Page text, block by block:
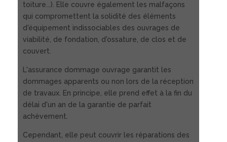
toiture...). Elle couvre également les malfaçons
qui compromettent la solidité des éléments
d'équipement indissociables des ouvrages de
viabilité, de fondation, d'ossature, de clos et de
couvert.
L'assurance dommage ouvrage garantit les
dommages apparents ou non lors de la réception
de travaux. En principe, elle prend effet à la fin du
délai d'un an de la garantie de parfait
achèvement.
Cependant, elle peut couvrir les réparations des